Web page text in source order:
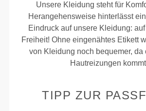
Unsere Kleidung steht für
Herangehensweise hinterlässt
Eindruck auf unsere Kleidung:
Freiheit! Ohne eingenähtes Etikett
von Kleidung noch bequemer, da
Hautreizungen
TIPP ZUR